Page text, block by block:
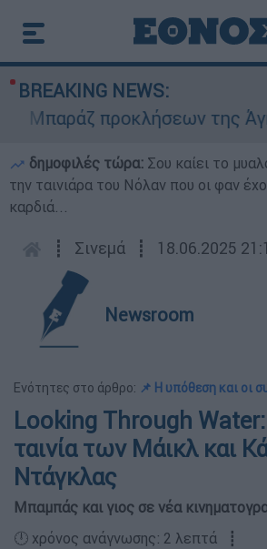
BREAKING NEWS:
Μπαράζ προκλήσεων της
δημοφιλές τώρα: Σου καίει το
την ταινιάρα του Νόλαν που οι φαν
καρδιά...
┋ Σινεμά ┋ 18.06.2025
Newsroom
Ενότητες στο άρθρο: 📌 Η υπόθεση και οι
Looking Through
ταινία των Μάικλ και
Ντάγκλας
Μπαμπάς και γιος σε νέα
🕛 χρόνος ανάγνωσης: 2 λεπτά ┋